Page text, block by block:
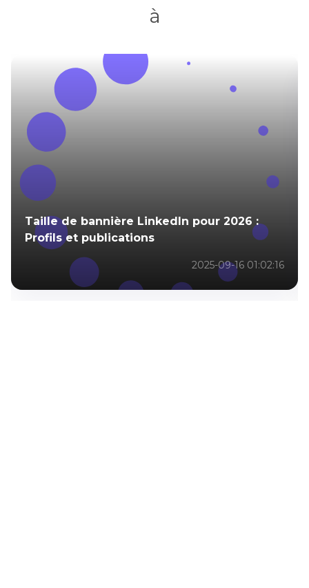
à
Taille de bannière LinkedIn pour 2026 :
Profils et publications
2025-09-16 01:02:16